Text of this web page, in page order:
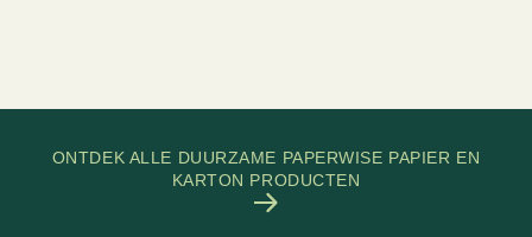
ONTDEK ALLE DUURZAME PAPERWISE PAPIER EN
KARTON PRODUCTEN